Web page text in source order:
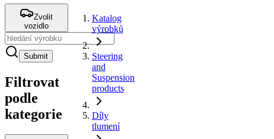
Zvolit
vozidlo
Submit
Filtrovat
podle
kategorie
Katalog
výrobků
Steering
and
Suspension
products
Díly
tlumení